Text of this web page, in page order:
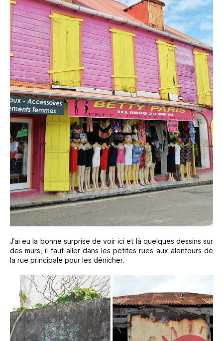
J’ai eu la bonne surprise de voir ici et là quelques dessins sur
des murs, il faut aller dans les petites rues aux alentours de
la rue principale pour les dénicher.